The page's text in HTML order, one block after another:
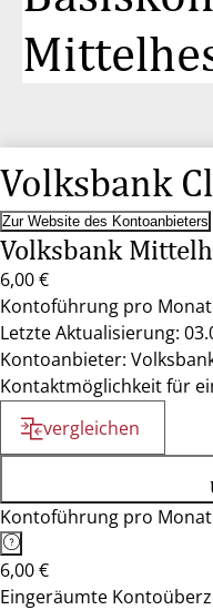
Volksbank
Zur Website des Kontoanbieters
Volksbank
6,00 €
Kontoführung pro Monat
Letzte Aktualisierung:
Kontoanbieter:
Kontaktmöglichkeit für
vergleichen
Kontoführung pro Monat
6,00 €
Eingeräumte